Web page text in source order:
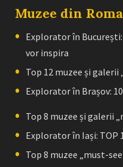
Muzee din
Explorator în
vor inspira
Top 12 muzee și galerii
Explorator în Brașov:
Top 8 muzee și galerii
Explorator în Iași: TOP
Top 8 muzee „must-